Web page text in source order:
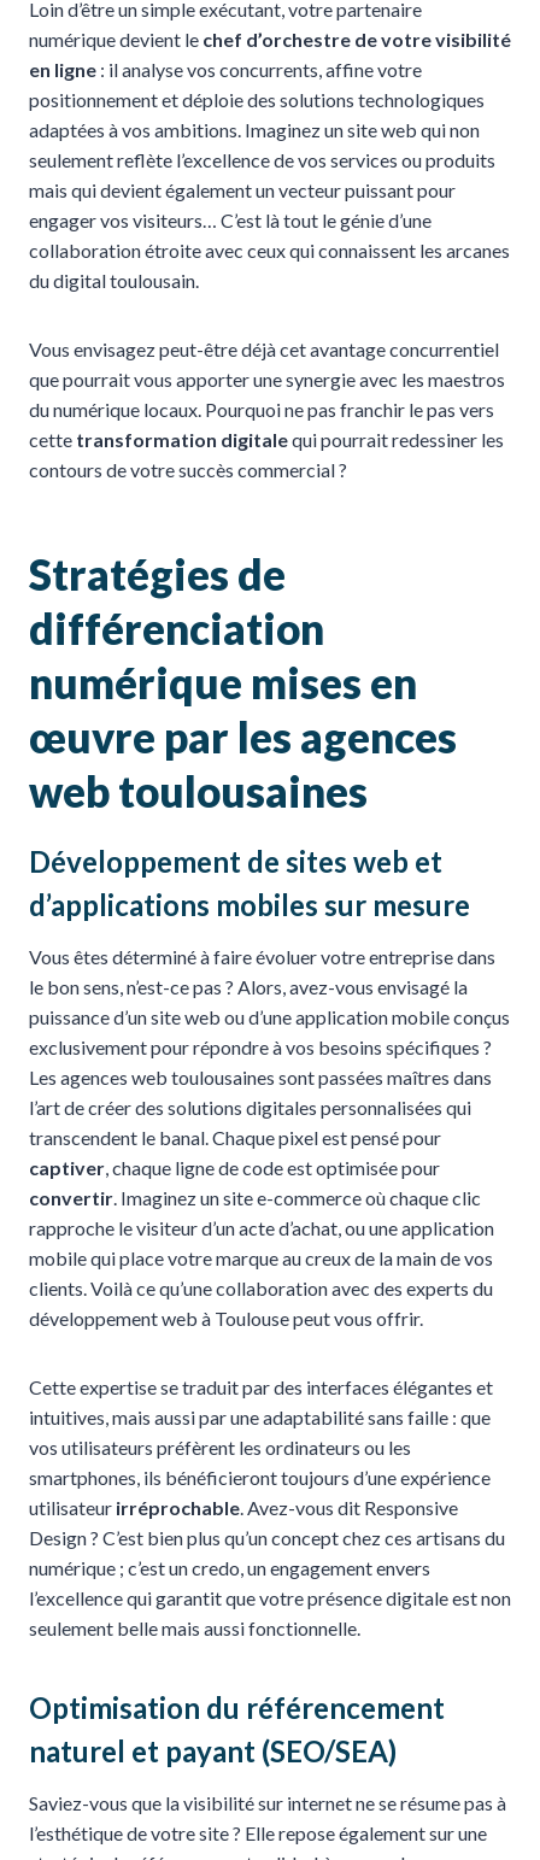
Loin d’être un simple exécutant, votre partenaire
numérique devient le chef d’orchestre de votre visibilité
en ligne : il analyse vos concurrents, affine votre
positionnement et déploie des solutions technologiques
adaptées à vos ambitions. Imaginez un site web qui non
seulement reflète l’excellence de vos services ou produits
mais qui devient également un vecteur puissant pour
engager vos visiteurs… C’est là tout le génie d’une
collaboration étroite avec ceux qui connaissent les arcanes
du digital toulousain.
Vous envisagez peut-être déjà cet avantage concurrentiel
que pourrait vous apporter une synergie avec les maestros
du numérique locaux. Pourquoi ne pas franchir le pas vers
cette transformation digitalequi pourrait redessiner les
contours de votre succès commercial ?
Stratégies de
différenciation
numérique mises en
œuvre par les agences
web toulousaines
Développement de sites web et
d’applications mobiles sur mesure
Vous êtes déterminé à faire évoluer votre entreprise dans
le bon sens, n’est-ce pas ? Alors, avez-vous envisagé la
puissance d’un site web ou d’une application mobile conçus
exclusivement pour répondre à vos besoins spécifiques ?
Les agences web toulousaines sont passées maîtres dans
l’art de créer des solutions digitales personnalisées qui
transcendent le banal. Chaque pixel est pensé pour
captiver , chaque ligne de code est optimisée pour
convertir . Imaginez un site e-commerce où chaque clic
rapproche le visiteur d’un acte d’achat, ou une application
mobile qui place votre marque au creux de la main de vos
clients. Voilà ce qu’une collaboration avec des experts du
développement web à Toulouse peut vous offrir.
Cette expertise se traduit par des interfaces élégantes et
intuitives, mais aussi par une adaptabilité sans faille : que
vos utilisateurs préfèrent les ordinateurs ou les
smartphones, ils bénéficieront toujours d’une expérience
utilisateur irréprochable . Avez-vous dit Responsive
Design ? C’est bien plus qu’un concept chez ces artisans du
numérique ; c’est un credo, un engagement envers
l’excellence qui garantit que votre présence digitale est non
seulement belle mais aussi fonctionnelle.
Optimisation du référencement
naturel et payant (SEO/SEA)
Saviez-vous que la visibilité sur internet ne se résume pas à
l’esthétique de votre site ? Elle repose également sur une